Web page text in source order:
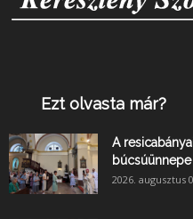
Ezt olvasta már?
A
búcsúünnepe
2026. augusztus